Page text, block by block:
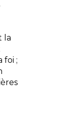
la
foi ;